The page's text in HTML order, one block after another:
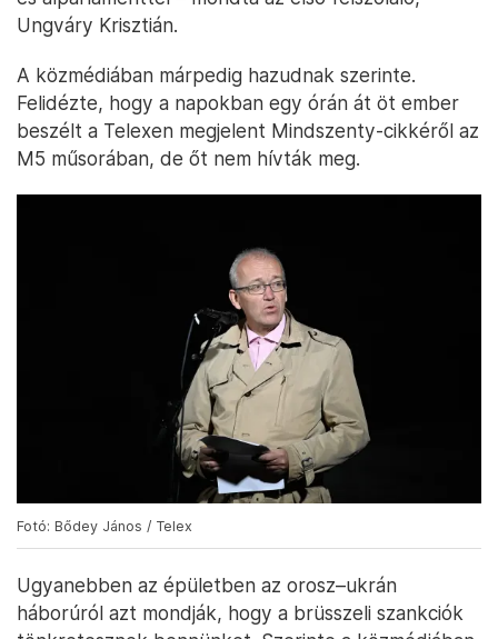
Ungváry Krisztián.
A közmédiában márpedig hazudnak szerinte.
Felidézte, hogy a napokban egy órán át öt ember
beszélt a Telexen megjelent Mindszenty-cikkéről az
M5 műsorában, de őt nem hívták meg.
Fotó: Bődey János / Telex
Ugyanebben az épületben az orosz–ukrán
háborúról azt mondják, hogy a brüsszeli szankciók